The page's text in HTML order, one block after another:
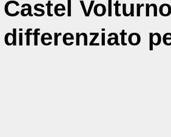
Castel
differenziato